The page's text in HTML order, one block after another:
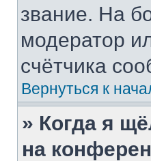
звание. На
модератор
счётчика
Вернуться к
» Когда я
на